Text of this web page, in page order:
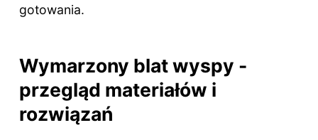
gotowania.
Wymarzony blat wyspy -
przegląd materiałów i
rozwiązań